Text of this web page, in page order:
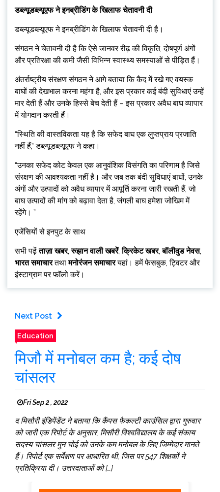
डब्ल्यूडब्ल्यूएफ ने इनब्रीडिंग के खिलाफ चेतावनी दी
डब्ल्यूडब्ल्यूएफ ने इनब्रीडिंग के खिलाफ चेतावनी दी है।
संगठन ने चेतावनी दी है कि ऐसे जानवर रीढ़ की विकृति, दोषपूर्ण अंगों
और प्रतिरक्षा की कमी जैसी विभिन्न स्वास्थ्य समस्याओं से पीड़ित हैं।
अंतर्राष्ट्रीय संरक्षण संगठन ने आगे बताया कि कैद में रखे गए वयस्क
बाघों की देखभाल करना महंगा है, और इस प्रकार कई बंदी सुविधाएं उन्हें
मार देती हैं और उनके हिस्से बेच देती हैं – इस प्रकार अवैध बाघ व्यापार
में योगदान करती हैं।
“स्थिति की वास्तविकता यह है कि सफेद बाघ एक लुप्तप्राय प्रजाति
नहीं हैं,” डब्ल्यूडब्ल्यूएफ ने कहा।
“उनका सफेद कोट केवल एक आनुवंशिक विसंगति का परिणाम है जिसे
संरक्षण की आवश्यकता नहीं है। और जब तक बंदी सुविधाएं बाघों, उनके
अंगों और उत्पादों को अवैध व्यापार में आपूर्ति करना जारी रखती हैं, जो
बाघ उत्पादों की मांग को बढ़ावा देता है, जंगली बाघ हमेशा जोखिम में
रहेंगे। ”
एजेंसियों से इनपुट के साथ
सभी पढ़ेंताज़ा खबर,रुझान वाली खबरें,क्रिकेट खबर,बॉलीवुड नेवस,
भारत समाचारतथामनोरंजन समाचारयहां। हमें फेसबुक, ट्विटर और
इंस्टाग्राम पर फॉलो करें।
Next Post
Education
मिजौ में मनोबल कम है; कई दोष
चांसलर
Fri Sep 2 , 2022
द मिसौरी इंडिपेंडेंट ने बताया कि कैंपस फैकल्टी काउंसिल द्वारा गुरुवार
को जारी एक रिपोर्ट के अनुसार, मिसौरी विश्वविद्यालय के कई संकाय
सदस्य चांसलर मुन चोई को उनके कम मनोबल के लिए जिम्मेदार मानते
हैं। रिपोर्ट एक सर्वेक्षण पर आधारित थी, जिस पर 547 शिक्षकों ने
प्रतिक्रिया दी। उत्तरदाताओं को […]